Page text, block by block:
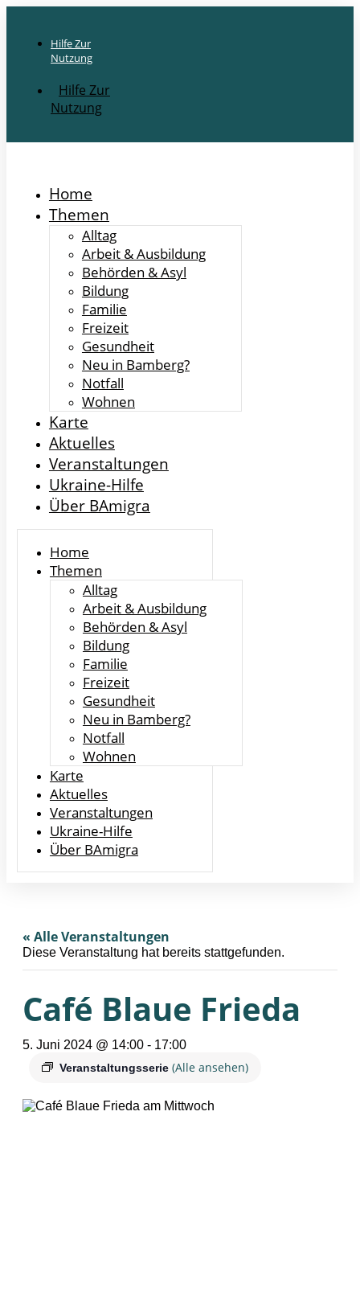
Hilfe Zur
Nutzung
Hilfe Zur
Nutzung
Home
Themen
Alltag
Arbeit & Ausbildung
Behörden & Asyl
Bildung
Familie
Freizeit
Gesundheit
Neu in Bamberg?
Notfall
Wohnen
Karte
Aktuelles
Veranstaltungen
Ukraine-Hilfe
Über BAmigra
Home
Themen
Alltag
Arbeit & Ausbildung
Behörden & Asyl
Bildung
Familie
Freizeit
Gesundheit
Neu in Bamberg?
Notfall
Wohnen
Karte
Aktuelles
Veranstaltungen
Ukraine-Hilfe
Über BAmigra
« Alle Veranstaltungen
Diese Veranstaltung hat bereits stattgefunden.
Café Blaue Frieda
5. Juni 2024 @ 14:00 - 17:00
Veranstaltungsserie (Alle ansehen)